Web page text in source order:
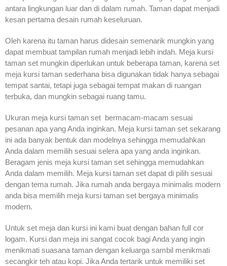
antara lingkungan luar dan di dalam rumah. Taman dapat menjadi
kesan pertama desain rumah keseluruan.
Oleh karena itu taman harus didesain semenarik mungkin yang
dapat membuat tampilan rumah menjadi lebih indah. Meja kursi
taman set mungkin diperlukan untuk beberapa taman, karena set
meja kursi taman sederhana bisa digunakan tidak hanya sebagai
tempat santai, tetapi juga sebagai tempat makan di ruangan
terbuka, dan mungkin sebagai ruang tamu.
Ukuran meja kursi taman set bermacam-macam sesuai
pesanan apa yang Anda inginkan. Meja kursi taman set sekarang
ini ada banyak bentuk dan modelnya sehingga memudahkan
Anda dalam memilih sesuai selera apa yang anda inginkan.
Beragam jenis meja kursi taman set sehingga memudahkan
Anda dalam memilih. Meja kursi taman set dapat di pilih sesuai
dengan tema rumah. Jika rumah anda bergaya minimalis modern
anda bisa memilih meja kursi taman set bergaya minimalis
modern.
Untuk set meja dan kursi ini kami buat dengan bahan full cor
logam. Kursi dan meja ini sangat cocok bagi Anda yang ingin
menikmati suasana taman dengan keluarga sambil menikmati
secangkir teh atau kopi. Jika Anda tertarik untuk memiliki set